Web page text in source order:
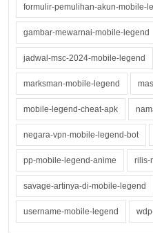
formulir-pemulihan-akun-mobile-
gambar-mewarnai-mobile-legend
jadwal-msc-2024-mobile-legend
marksman-mobile-legend
mobile-legend-cheat-apk
negara-vpn-mobile-legend-bot
pp-mobile-legend-anime rilis-
savage-artinya-di-mobile-legend
username-mobile-legend